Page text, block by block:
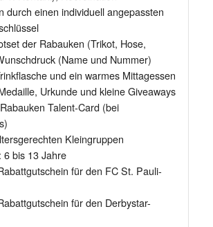
durch einen individuell angepassten
der Rabauken (Trikot, Hose,
(Name und Nummer)
und ein warmes Mittagessen
Urkunde und kleine Giveaways
Talent-Card (bei
Kleingruppen
6 bis 13 Jahre
für den FC St. Pauli-
für den Derbystar-